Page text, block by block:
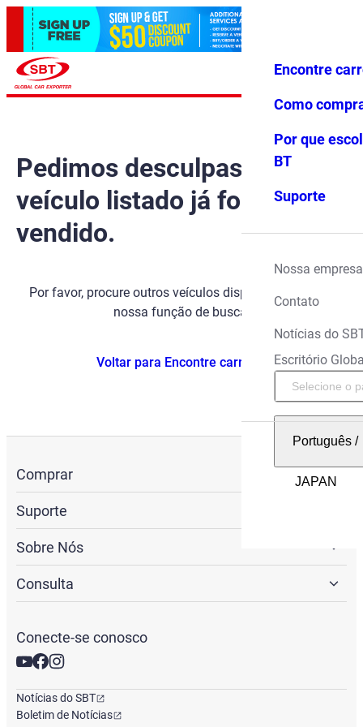
Favoritos Menu
Encontre
Como
Por que
BT
Suporte
Nossa empresa
Contato
Notícias do
Escritório
Português/
Pedimos desculpas, mas o
veículo listado já foi
vendido.
Por favor, procure outros veículos disponíveis usando
nossa função de busca.
Voltar para Encontre carros
Comprar
Suporte
Sobre Nós
Consulta
Conecte-se conosco
Notícias do SBT
Boletim de Notícias